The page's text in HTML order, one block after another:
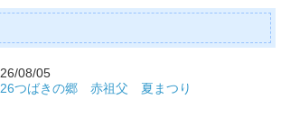
08/05
つばきの郷 赤祖父 夏まつり